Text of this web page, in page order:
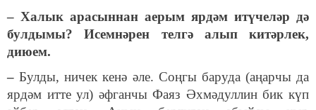
– Халык арасыннан аерым ярдәм итүчеләр дә
булдымы? Исемнәрен телгә алып китәрлек,
диюем.
– Булды, ничек кенә әле. Соңгы баруда (аңарчы да
ярдәм итте ул) әфганчы Фаяз Әхмәдуллин бик күп